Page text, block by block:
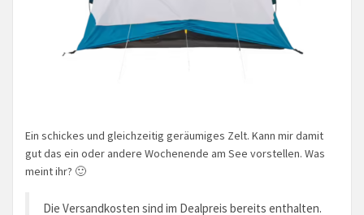
Ein schickes und gleichzeitig geräumiges Zelt. Kann mir damit
gut das ein oder andere Wochenende am See vorstellen. Was
meint ihr? 🙂
Die Versandkosten sind im Dealpreis bereits enthalten.